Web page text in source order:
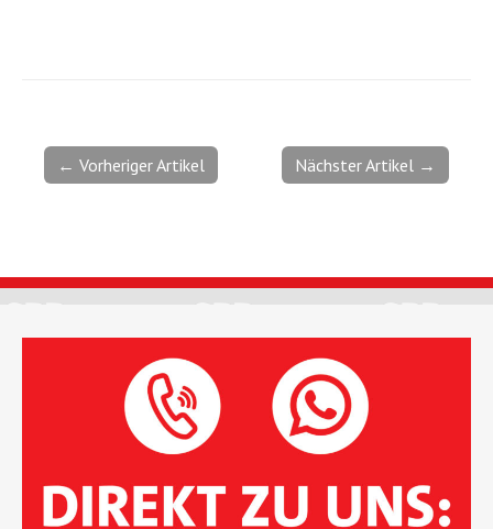
Nächster Artikel →
← Vorheriger Artikel